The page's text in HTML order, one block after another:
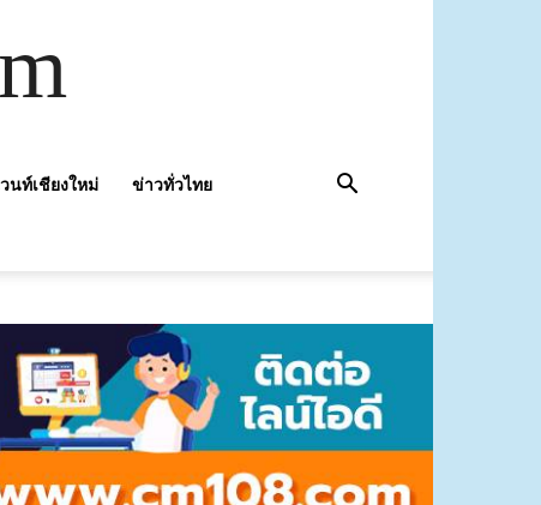
นท์เชียงใหม่ ข่าวทั่วไทย